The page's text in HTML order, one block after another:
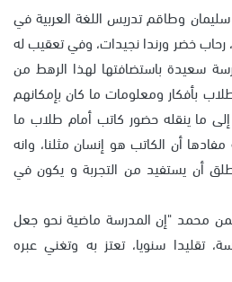
وطاقم تدريس اللغة العربية في
خضر ورندا نجيدات، وفي تعقيب له
سعيدة باستضافتها لهذا الرهط من
بأفكار ومعلومات ما كان بإمكانهم
إلى ما ينقله حضور كاتب أمام طلاب ما
أن الكاتب هو إنسان مثلنا، وانه
أن يستفيد من التجربة و يكون في
محمد "إن المدرسة ماضية نحو جعل
تقليدا سنويا، تعتز به وتغني عبره